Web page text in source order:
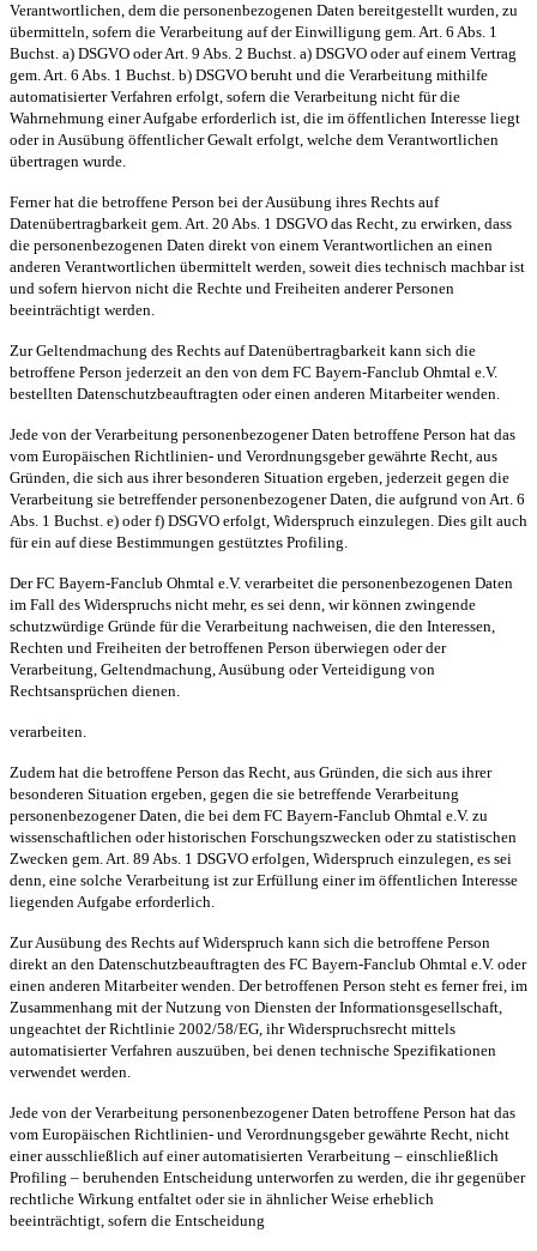
Verantwortlichen, dem die personenbezogenen Daten bereitgestellt wurden, zu
übermitteln, sofern die Verarbeitung auf der Einwilligung gem. Art. 6 Abs. 1
Buchst. a) DSGVO oder Art. 9 Abs. 2 Buchst. a) DSGVO oder auf einem Vertrag
gem. Art. 6 Abs. 1 Buchst. b) DSGVO beruht und die Verarbeitung mithilfe
automatisierter Verfahren erfolgt, sofern die Verarbeitung nicht für die
Wahrnehmung einer Aufgabe erforderlich ist, die im öffentlichen Interesse liegt
oder in Ausübung öffentlicher Gewalt erfolgt, welche dem Verantwortlichen
übertragen wurde.
Ferner hat die betroffene Person bei der Ausübung ihres Rechts auf
Datenübertragbarkeit gem. Art. 20 Abs. 1 DSGVO das Recht, zu erwirken, dass
die personenbezogenen Daten direkt von einem Verantwortlichen an einen
anderen Verantwortlichen übermittelt werden, soweit dies technisch machbar ist
und sofern hiervon nicht die Rechte und Freiheiten anderer Personen
beeinträchtigt werden.
Zur Geltendmachung des Rechts auf Datenübertragbarkeit kann sich die
betroffene Person jederzeit an den von dem FC Bayern-Fanclub Ohmtal e.V.
bestellten Datenschutzbeauftragten oder einen anderen Mitarbeiter wenden.
Jede von der Verarbeitung personenbezogener Daten betroffene Person hat das
vom Europäischen Richtlinien- und Verordnungsgeber gewährte Recht, aus
Gründen, die sich aus ihrer besonderen Situation ergeben, jederzeit gegen die
Verarbeitung sie betreffender personenbezogener Daten, die aufgrund von Art. 6
Abs. 1 Buchst. e) oder f) DSGVO erfolgt, Widerspruch einzulegen. Dies gilt auch
für ein auf diese Bestimmungen gestütztes Profiling.
Der FC Bayern-Fanclub Ohmtal e.V. verarbeitet die personenbezogenen Daten
im Fall des Widerspruchs nicht mehr, es sei denn, wir können zwingende
schutzwürdige Gründe für die Verarbeitung nachweisen, die den Interessen,
Rechten und Freiheiten der betroffenen Person überwiegen oder der
Verarbeitung, Geltendmachung, Ausübung oder Verteidigung von
Rechtsansprüchen dienen.
verarbeiten.
Zudem hat die betroffene Person das Recht, aus Gründen, die sich aus ihrer
besonderen Situation ergeben, gegen die sie betreffende Verarbeitung
personenbezogener Daten, die bei dem FC Bayern-Fanclub Ohmtal e.V. zu
wissenschaftlichen oder historischen Forschungszwecken oder zu statistischen
Zwecken gem. Art. 89 Abs. 1 DSGVO erfolgen, Widerspruch einzulegen, es sei
denn, eine solche Verarbeitung ist zur Erfüllung einer im öffentlichen Interesse
liegenden Aufgabe erforderlich.
Zur Ausübung des Rechts auf Widerspruch kann sich die betroffene Person
direkt an den Datenschutzbeauftragten des FC Bayern-Fanclub Ohmtal e.V. oder
einen anderen Mitarbeiter wenden. Der betroffenen Person steht es ferner frei, im
Zusammenhang mit der Nutzung von Diensten der Informationsgesellschaft,
ungeachtet der Richtlinie 2002/58/EG, ihr Widerspruchsrecht mittels
automatisierter Verfahren auszuüben, bei denen technische Spezifikationen
verwendet werden.
Jede von der Verarbeitung personenbezogener Daten betroffene Person hat das
vom Europäischen Richtlinien- und Verordnungsgeber gewährte Recht, nicht
einer ausschließlich auf einer automatisierten Verarbeitung – einschließlich
Profiling – beruhenden Entscheidung unterworfen zu werden, die ihr gegenüber
rechtliche Wirkung entfaltet oder sie in ähnlicher Weise erheblich
beeinträchtigt, sofern die Entscheidung